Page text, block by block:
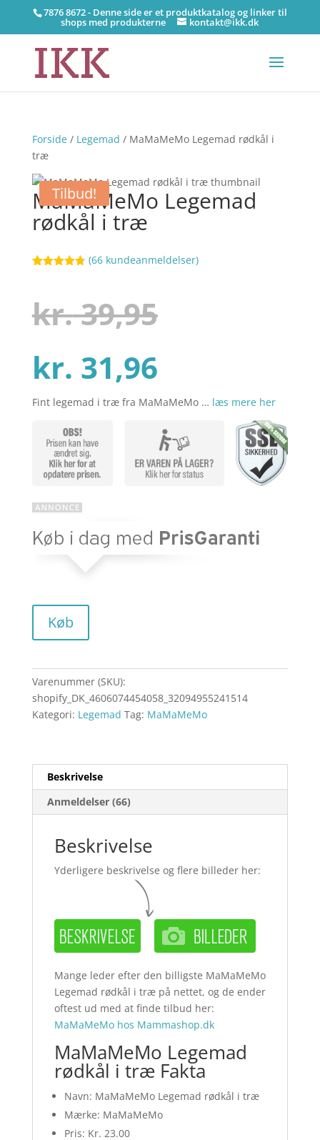
7876 8672 - Denne side er et produktkatalog og linker til
shops med produkterne kontakt@ikk.dk
Forside/ Legemad / MaMaMeMo Legemad rødkål i
træ
Tilbud!
MaMaMeMo Legemad
rødkål i træ
baseret på
kundebedø
mmelser
(66 kundeanmeldelser)
kr.39,95
pris
var:
kr. 39,95.
kr. 31,96Den
aktuelle
pris
er:
Fint legemad i træ fra MaMaMeMo … læs mere her
Køb
Varenummer (SKU):
shopify_DK_4606074454058_32094955241514
Kategori: Legemad Tag: MaMaMeMo
Beskrivelse
Anmeldelser (66)
Beskrivelse
Yderligere beskrivelse og flere billeder her:
Mange leder efter den billigste MaMaMeMo
Legemad rødkål i træ på nettet, og de ender
oftest ud med at finde tilbud her:
MaMaMeMo hos Mammashop.dk
MaMaMeMo Legemad
rødkål i træ Fakta
Navn: MaMaMeMo Legemad rødkål i træ
Mærke: MaMaMeMo
Pris: Kr. 23.00